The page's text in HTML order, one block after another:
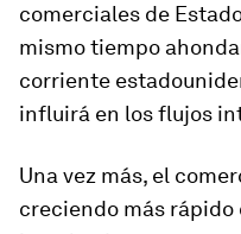
comerciales de
mismo tiempo
corriente
influirá en los flujos
Una vez más, el
creciendo más rápido